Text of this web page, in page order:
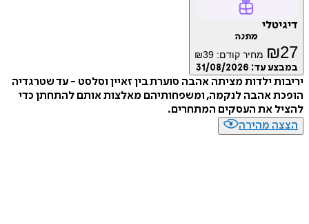
דיגיטלי
מתנה
₪27 מחיר קודם: ₪39
במבצע עד: 31/08/2026
יריבות ילדות מציתה אהבה סוערת בין זאיין וסלסט - עד שטרגדיה
הופכת אהבה לנקמה, ומשפחותיהם מאלצות אותם להתחתן כדי
להציל את העסקים המתחרים.
הצצה מהירה